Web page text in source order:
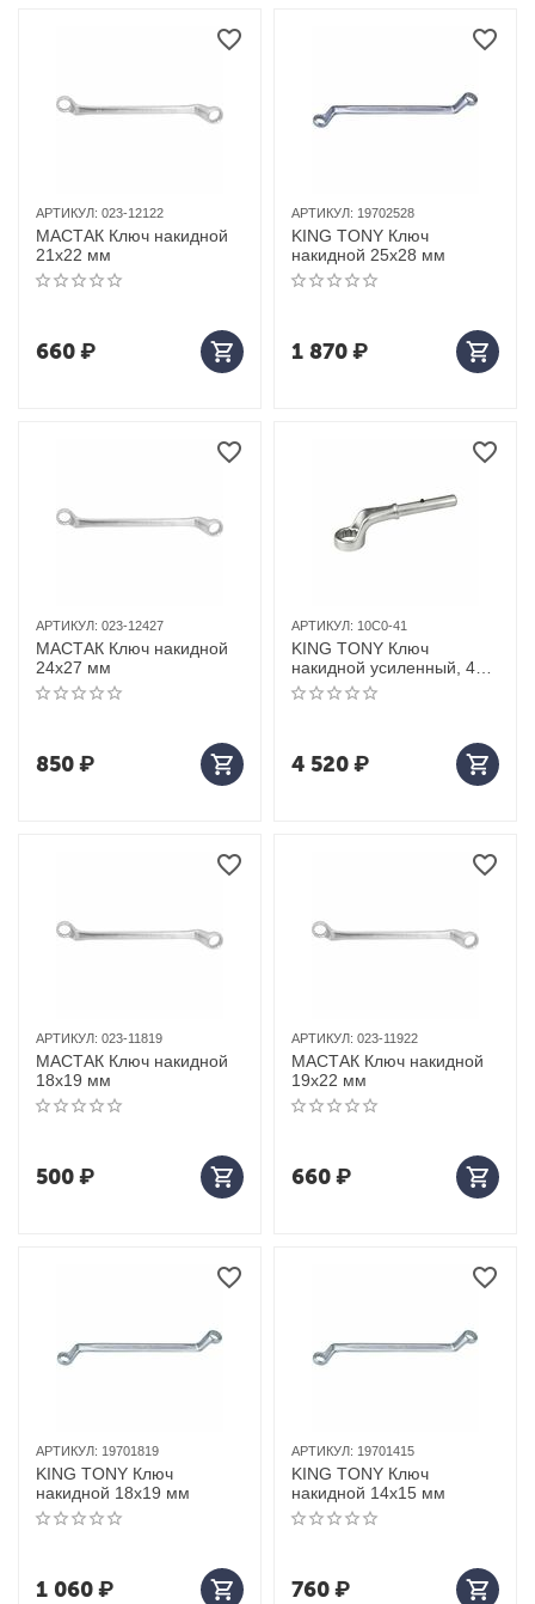
АРТИКУЛ: 023-12122
МАСТАК Ключ накидной
21х22 мм
660₽
АРТИКУЛ: 19702528
KING TONY Ключ
накидной 25x28 мм
1 870₽
АРТИКУЛ: 023-12427
МАСТАК Ключ накидной
24х27 мм
850₽
АРТИКУЛ: 10C0-41
KING TONY Ключ
накидной усиленный, 41
мм
4 520₽
АРТИКУЛ: 023-11819
МАСТАК Ключ накидной
18х19 мм
500₽
АРТИКУЛ: 023-11922
МАСТАК Ключ накидной
19х22 мм
660₽
АРТИКУЛ: 19701819
KING TONY Ключ
накидной 18x19 мм
1 060₽
АРТИКУЛ: 19701415
KING TONY Ключ
накидной 14x15 мм
760₽